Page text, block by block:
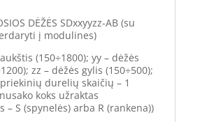
DĖŽĖS SDxxyyzz-AB (su
į modulines)
(150÷1800); yy – dėžės
zz – dėžės gylis (150÷500);
durelių skaičių – 1
koks užraktas
– S (spynelės) arba R (rankena))